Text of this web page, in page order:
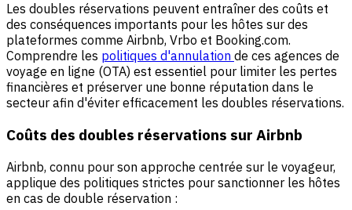
Les doubles réservations peuvent entraîner des coûts et
des conséquences importants pour les hôtes sur des
plateformes comme Airbnb, Vrbo et Booking.com.
Comprendre les politiques d'annulation de ces agences de
voyage en ligne (OTA) est essentiel pour limiter les pertes
financières et préserver une bonne réputation dans le
secteur afin d'éviter efficacement les doubles réservations.
Coûts des doubles réservations sur Airbnb
Airbnb, connu pour son approche centrée sur le voyageur,
applique des politiques strictes pour sanctionner les hôtes
en cas de double réservation :